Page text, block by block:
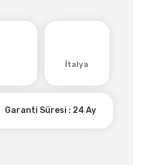
İtalya
Garanti Süresi : 24 Ay